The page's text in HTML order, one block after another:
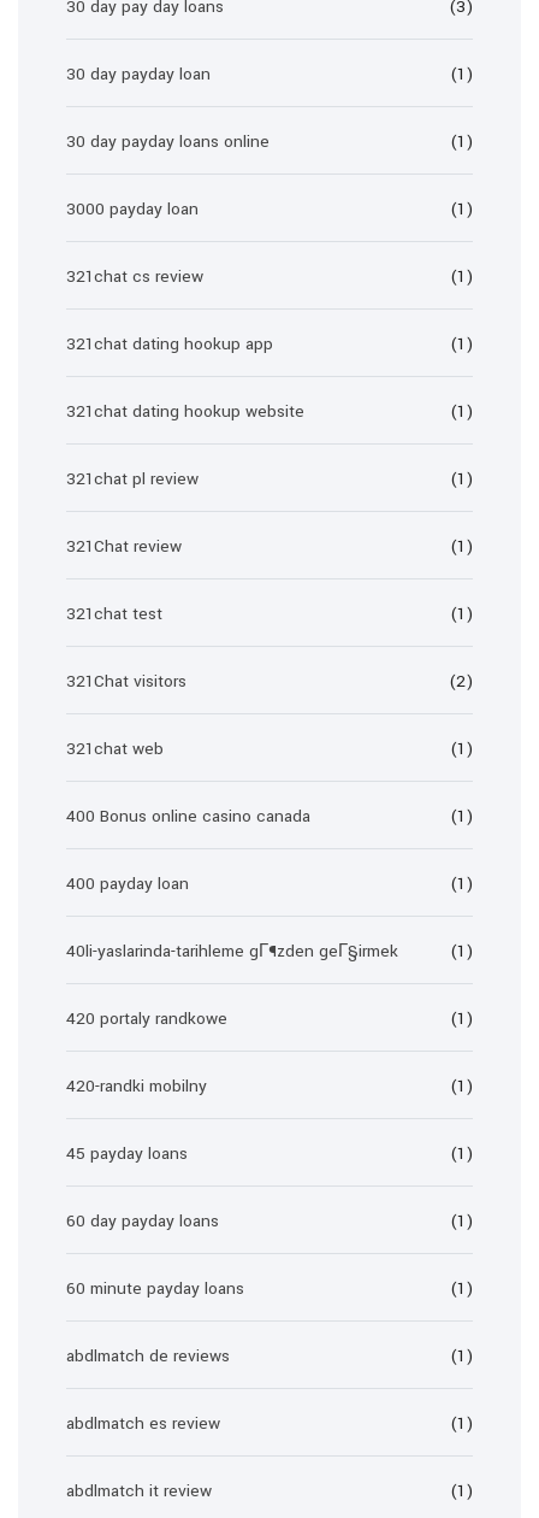
30 day pay day loans (3)
30 day payday loan (1)
30 day payday loans online (1)
3000 payday loan (1)
321chat cs review (1)
321chat dating hookup app (1)
321chat dating hookup website (1)
321chat pl review (1)
321Chat review (1)
321chat test (1)
321Chat visitors (2)
321chat web (1)
400 Bonus online casino canada (1)
400 payday loan (1)
40li-yaslarinda-tarihleme gГ¶zden geГ§irmek (1)
420 portaly randkowe (1)
420-randki mobilny (1)
45 payday loans (1)
60 day payday loans (1)
60 minute payday loans (1)
abdlmatch de reviews (1)
abdlmatch es review (1)
abdlmatch it review (1)